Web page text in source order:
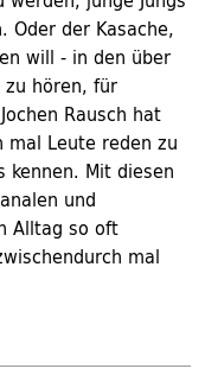
Oder der Kasache,
will - in den über
hören, für
Rausch hat
Leute reden zu
kennen. Mit diesen
und
Alltag so oft
mal